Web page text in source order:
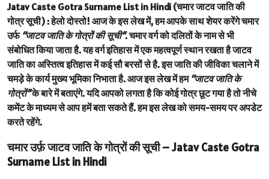
Jatav Caste Gotra Surname List in Hindi (चमार जाटव जाति की
गोत्र सूची) :हेलो दोस्तो! आज के इस लेख में, हम आपके साथ शेयर करेंगे चमार
उर्फ “जाटव जाति के गोत्रों की सूची”. चमार वर्ग को दलितों के नाम से भी
संबोधित किया जाता है. यह वर्ग इतिहास में एक महत्वपूर्ण स्थान रखता है जाटव
जाति का अस्तित्व इतिहास में कई सौ बरसों से है. इस जाति की जीविका चलाने में
चमड़े के कार्य मुख्य भूमिका निभाता है. आज इस लेख में हम“जाटव जाति के
गोत्रों”के बारे में बताएंगे. यदि आपको लगता है कि कोई गोत्र छूट गया है तो नीचे
कमेंट के माध्यम से आप हमें बता सकते हैं. हम इस लेख को समय-समय पर अपडेट
करते रहेंगे.
चमार उर्फ़ जाटव जाति के गोत्रों की सूची – Jatav Caste Gotra
Surname List in Hindi